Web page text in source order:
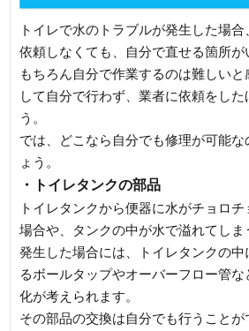
トイレで水のトラブルが発生した場
依頼しなくても、自分で直せる箇所が
もちろん自分で作業するのは難しい
して自分で行わず、業者に依頼をした
う。
では、どこなら自分でも修理が可能な
ょう。
・トイレタンクの部品
トイレタンクから便器に水がチョロ
場合や、タンクの中が水で溢れてし
発生した場合には、トイレタンクの
るボールタップやオーバーフロー管
化が考えられます。
その部品の交換は自分でも行うことが